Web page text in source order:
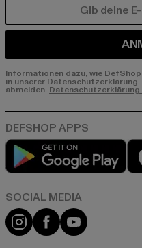
Informationen dazu, wie
in unserer
abmelden. Datenschutzerklärung
Instagram
FacebookYouTube